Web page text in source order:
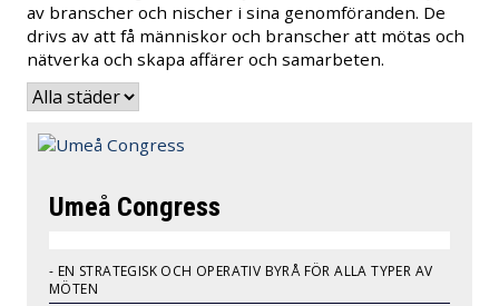
av branscher och nischer i sina genomföranden. De
drivs av att få människor och branscher att mötas och
nätverka och skapa affärer och samarbeten.
Umeå Congress
- EN STRATEGISK OCH OPERATIV BYRÅ FÖR ALLA TYPER AV
MÖTEN